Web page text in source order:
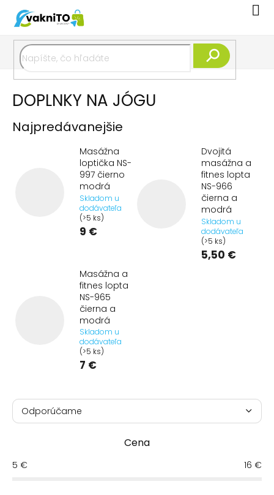
obsah
DOPLNKY NA JÓGU
Najpredávanejšie
Masážna
loptička NS-
997 čierno
modrá
Skladom u
dodávateľa
(>5 ks)
9 €
Dvojitá
masážna a
fitnes lopta
NS-966
čierna a
modrá
Skladom u
dodávateľa
(>5 ks)
5,50 €
Masážna a
fitnes lopta
NS-965
čierna a
modrá
Skladom u
dodávateľa
(>5 ks)
7 €
R
d
i
Odporúčame
Cena
5 € 16 €